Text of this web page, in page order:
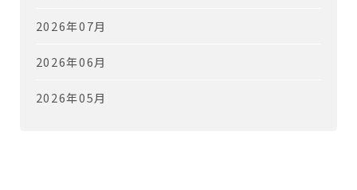
2026年07月
2026年06月
2026年05月